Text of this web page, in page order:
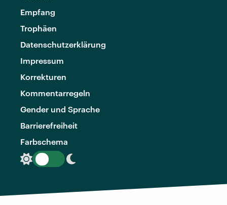
Empfang
Trophäen
Datenschutzerklärung
Impressum
Korrekturen
Kommentarregeln
Gender und Sprache
Barrierefreiheit
Farbschema